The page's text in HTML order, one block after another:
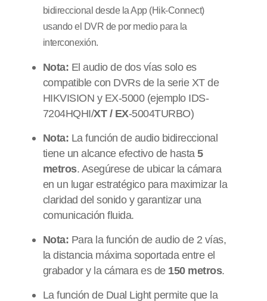
bidireccional desde la App (Hik-Connect)
usando el DVR de por medio para la
interconexión.
Nota: El audio de dos vías solo es
compatible con DVRs de la serie XT de
HIKVISION y EX-5000 (ejemplo IDS-
7204HQHI/XT / EX-5004TURBO)
Nota: La función de audio bidireccional
tiene un alcance efectivo de hasta5
metros. Asegúrese de ubicar la cámara
en un lugar estratégico para maximizar la
claridad del sonido y garantizar una
comunicación fluida.
Nota: Para la función de audio de 2 vías,
la distancia máxima soportada entre el
grabador y la cámara es de 150 metros.
La función de Dual Light permite que la